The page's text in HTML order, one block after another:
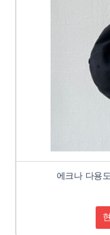
에크나 다용